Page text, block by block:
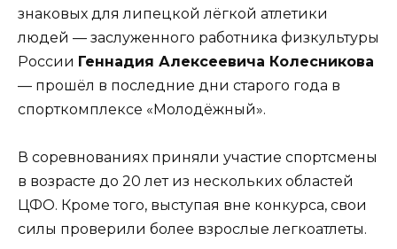
знаковых для липецкой лёгкой атлетики
людей — заслуженного работника физкультуры
России Геннадия Алексеевича Колесникова
— прошёл в последние дни старого года в
спорткомплексе «Молодёжный».
В соревнованиях приняли участие спортсмены
в возрасте до 20 лет из нескольких областей
ЦФО. Кроме того, выступая вне конкурса, свои
силы проверили более взрослые легкоатлеты.